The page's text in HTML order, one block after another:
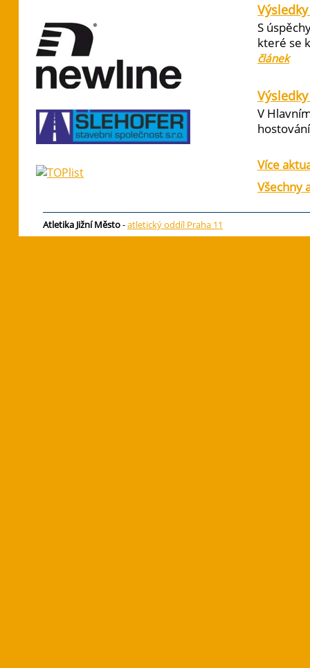
S
které se
článek
V
Více
Všechny
Atletika Jižní Město-atletický oddíl Praha 11